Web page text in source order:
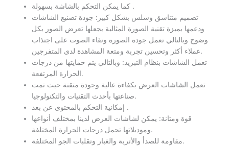
كما يمكن التحكم بالشاشة بسهولة .
تصميم متناسق وسلس بشكل كبير: جودة تصنيع الشاشات
ودعمها بميزة تقنية الصورة المثالية يجعلها تعرض الصور بكل
وضوح وبالتالي تعمل جودة الصورة ونقاء الصوت على اجتذاب
عملاء أكثر وتحسين تجربة ومتعة المشاهدة لدى المتفرجين.
تعمل الشاشات بنظام التبريد: وبالتالي يتم حمايتها من درجات
الحرارة المرتفعة.
تعمل الشاشات العرض بكفاءة عالية وجودة متقنة حيث تمت
صناعتها بأحدث التقنيات والتكنولوجيا.
إمكانية التحكم بالمحتوى عن بعد .
قوة ومتانة: يمكن لشاشات العرض لدينا بمختلف أنواعها
وموديلاتها تحمل درجات الحرارة المختلفة.
مقاومة للصدأ والأتربة والغبار وتقلبات الجو المختلفة.